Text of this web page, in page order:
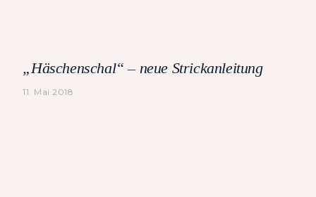
„Häschenschal“ – neue Strickanleitung
11. Mai 2018